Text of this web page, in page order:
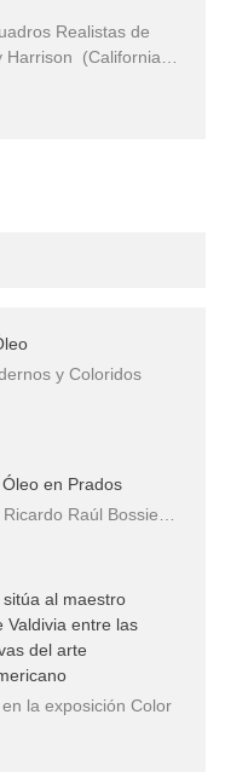
Realistas de
y Coloridos
en Prados
Raúl Bossie…
sitúa al maestro
Valdivia entre las
del arte
la exposición Color